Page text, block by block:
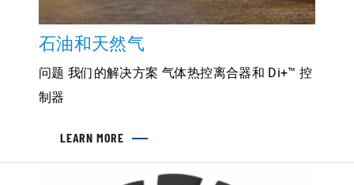
石油和天然气
问题 我们的解决方案 气体热控离合器和 Di+™ 控
制器
LEARN MORE
ABOUT